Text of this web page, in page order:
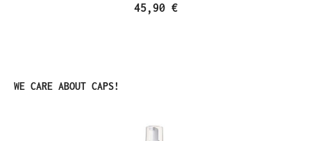
45,90 €
Produktgalerie überspringen
WE CARE ABOUT CAPS!